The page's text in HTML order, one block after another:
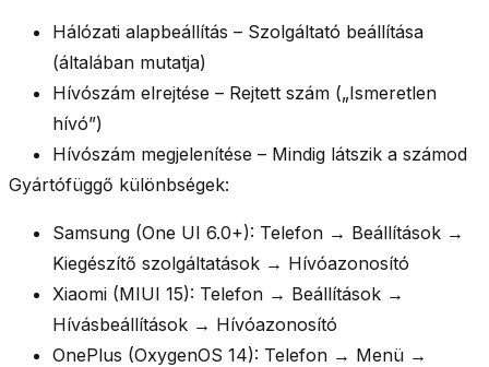
Hálózati alapbeállítás – Szolgáltató beállítása
(általában mutatja)
Hívószám elrejtése – Rejtett szám („Ismeretlen
hívó”)
Hívószám megjelenítése – Mindig látszik a számod
Gyártófüggő különbségek:
Samsung (One UI 6.0+): Telefon → Beállítások →
Kiegészítő szolgáltatások → Hívóazonosító
Xiaomi (MIUI 15): Telefon → Beállítások →
Hívásbeállítások → Hívóazonosító
OnePlus (OxygenOS 14): Telefon → Menü →